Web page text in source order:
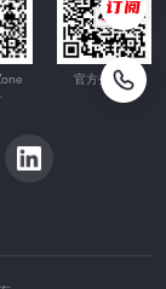
官方公众号